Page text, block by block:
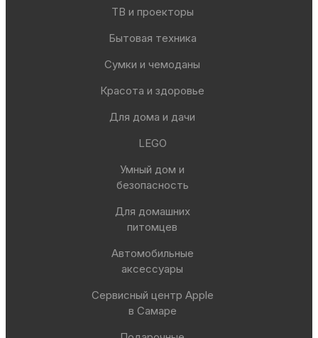
ТВ и проекторы
Бытовая техника
Сумки и чемоданы
Красота и здоровье
Для дома и дачи
LEGO
Умный дом и
безопасность
Для домашних
питомцев
Автомобильные
аксессуары
Сервисный центр Apple
в Самаре